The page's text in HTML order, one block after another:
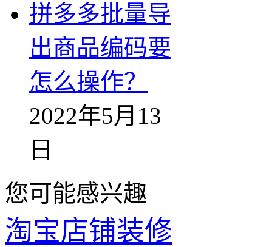
拼多多批量导
出商品编码要
怎么操作？
2022年5月13
日
您可能感兴趣
淘宝店铺装修